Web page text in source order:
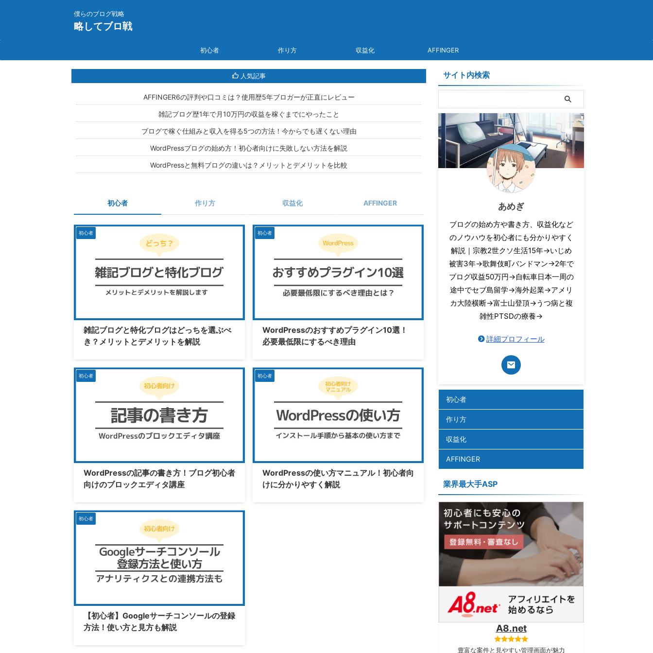
僕らのブログ戦略
略してブロ戦
初心者 作り方 収益化 AFFINGER
人気記事
AFFINGER6の評判や口コミは？使用歴5年ブロガーが正直にレビュー
雑記ブログ歴1年で月10万円の収益を稼ぐまでにやったこと
ブログで稼ぐ仕組みと収入を得る5つの方法！今からでも遅くない理由
WordPressブログの始め方！初心者向けに失敗しない方法を解説
WordPressと無料ブログの違いは？メリットとデメリットを比較
初心者 作り方 収益化 AFFINGER
初心者
雑記ブログと特化ブログはどっちを選ぶべ
き？メリットとデメリットを解説
初心者
WordPressのおすすめプラグイン10選！
必要最低限にするべき理由
初心者
WordPressの記事の書き方！ブログ初心者
向けのブロックエディタ講座
初心者
WordPressの使い方マニュアル！初心者向
けに分かりやすく解説
初心者
【初心者】Googleサーチコンソールの登録
方法！使い方と見方も解説
サイト内検索
あめぎ
ブログの始め方や書き方、収益化など
のノウハウを初心者にも分かりやすく
解説｜宗教2世クソ生活15年→いじめ
被害3年→歌舞伎町バンドマン→2年で
ブログ収益50万円→自転車日本一周の
途中でセブ島留学→海外起業→アメリ
カ大陸横断→富士山登頂→うつ病と複
雑性PTSDの療養→
詳細プロフィール
初心者
作り方
収益化
AFFINGER
業界最大手ASP
A8.net
豊富な案件と見やすい管理画面が魅力